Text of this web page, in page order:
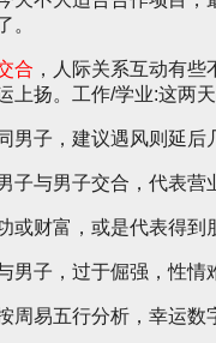
。
合 ，人际关系互动有
上扬。工作/学业:这两
男子，建议遇风则延后
子与男子交合，代表营
或财富，或是代表得到
男子，过于倔强，性情
周易五行分析，幸运数